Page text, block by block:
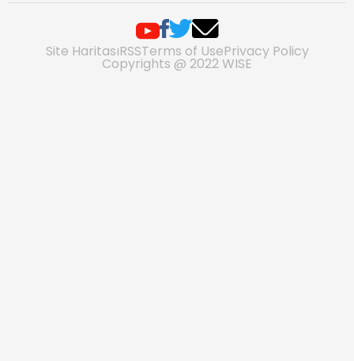
Copyrights @ 2022 WISE
Site HaritasıRSSTerms of UsePrivacy Policy